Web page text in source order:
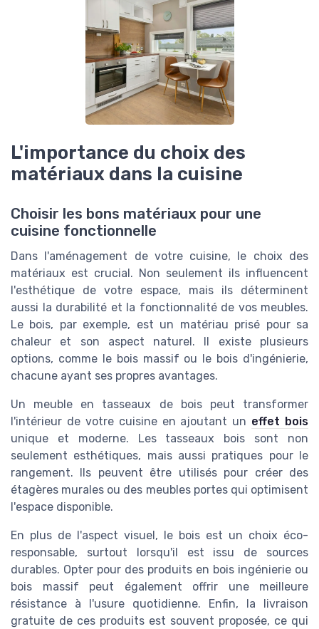
L'importance du choix des
matériaux dans la cuisine
Choisir les bons matériaux pour une
cuisine fonctionnelle
Dans l'aménagement de votre cuisine, le choix des
matériaux est crucial. Non seulement ils influencent
l'esthétique de votre espace, mais ils déterminent
aussi la durabilité et la fonctionnalité de vos meubles.
Le bois, par exemple, est un matériau prisé pour sa
chaleur et son aspect naturel. Il existe plusieurs
options, comme le bois massif ou le bois d'ingénierie,
chacune ayant ses propres avantages.
Un meuble en tasseaux de bois peut transformer
l'intérieur de votre cuisine en ajoutant un effet bois
unique et moderne. Les tasseaux bois sont non
seulement esthétiques, mais aussi pratiques pour le
rangement. Ils peuvent être utilisés pour créer des
étagères murales ou des meubles portes qui optimisent
l'espace disponible.
En plus de l'aspect visuel, le bois est un choix éco-
responsable, surtout lorsqu'il est issu de sources
durables. Opter pour des produits en bois ingénierie ou
bois massif peut également offrir une meilleure
résistance à l'usure quotidienne. Enfin, la livraison
gratuite de ces produits est souvent proposée, ce qui